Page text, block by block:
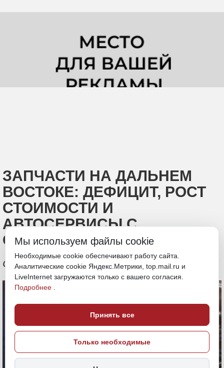
ЗАПЧАСТИ НА ДАЛЬНЕМ
ВОСТОКЕ: ДЕФИЦИТ, РОСТ
СТОИМОСТИ И
АВТОСЕРВИСЫ С
ОБОРУДОВАНИЕМ ИЗ 90-Х
Обзор ситуации на рынке
Мы используем файлы cookie
Необходимые cookie обеспечивают работу сайта.
Аналитические cookie Яндекс.Метрики, top.mail.ru и
LiveInternet загружаются только с вашего согласия.
Подробнее
Принять все
Только необходимые